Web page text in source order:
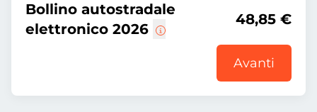
Bollino autostradale
elettronico 2026
48,85 €
Avanti